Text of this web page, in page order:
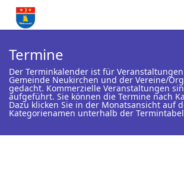
Termine
Der Terminkalender ist für
Gemeinde Neukirchen und der Vereine/
gedacht. Kommerzielle Veranstaltungen
aufgeführt. Sie können die Termine nach
Dazu klicken Sie in der Monatsansicht auf
Kategorienamen unterhalb der